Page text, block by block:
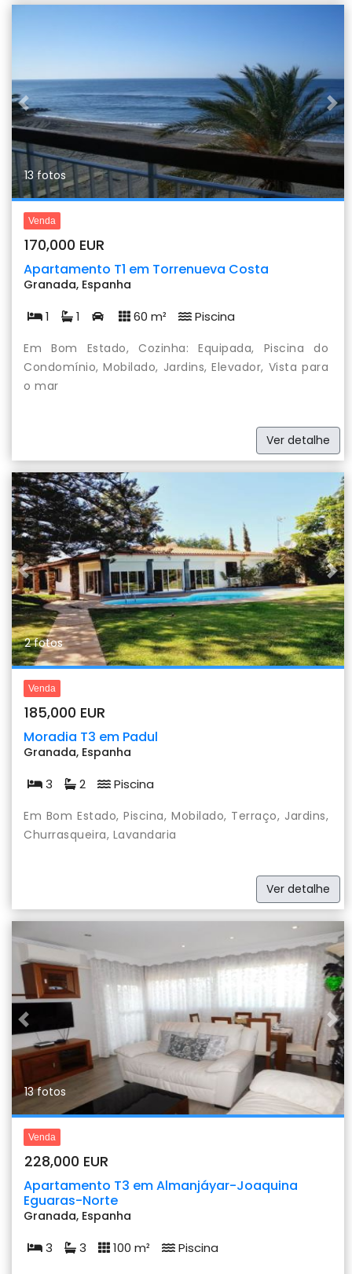
Previous
13 fotos
Venda
170,000 EUR
Apartamento T1 em Torrenueva Costa
Granada, Espanha
1 1 60 m² Piscina
Em Bom Estado, Cozinha: Equipada, Piscina do
Condomínio, Mobilado, Jardins, Elevador, Vista para
o mar
Ver detalhe
Previous
2 fotos
Venda
185,000 EUR
Moradia T3 em Padul
Granada, Espanha
3 2 Piscina
Em Bom Estado, Piscina, Mobilado, Terraço, Jardins,
Churrasqueira, Lavandaria
Ver detalhe
Previous
13 fotos
Venda
228,000 EUR
Apartamento T3 em Almanjáyar-Joaquina
Eguaras-Norte
Granada, Espanha
3 3 100 m² Piscina